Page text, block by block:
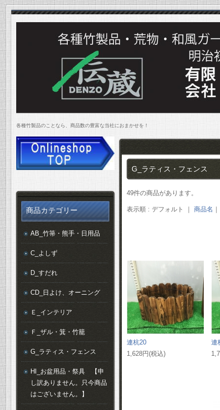
各種竹製品のことなら、商品数の豊富な当社におまかせを！
G_ラティス・フェンス
49件の商品があります。
表示順 : デフォルト ｜ 商品名
連杭20
1,628円(税込)
連
商品カテゴリー
AB_竹箒・熊手・日用品
C_よしず
D_すだれ
CD_日よけ、オーニング
Ｅ_インテリア
Ｆ_ザル・箕・竹籠
G_ラティス・フェンス
HI_お盆用品・祭具 【申
し訳ありません。只今商品
はございません。】